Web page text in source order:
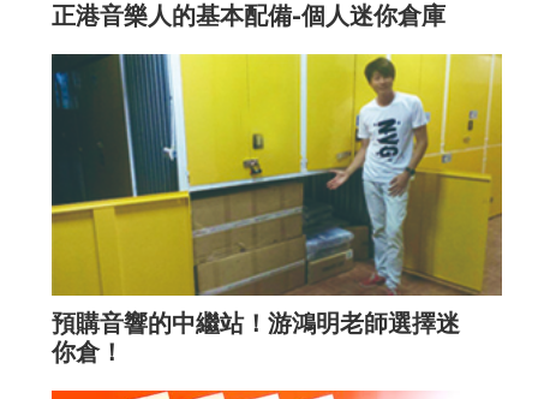
正港音樂人的基本配備-個人迷你倉庫
預購音響的中繼站！游鴻明老師選擇迷
你倉！